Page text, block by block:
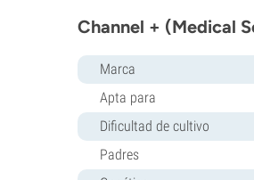
Channel + (Medical
Marca
Apta para
Dificultad de cultivo
Padres